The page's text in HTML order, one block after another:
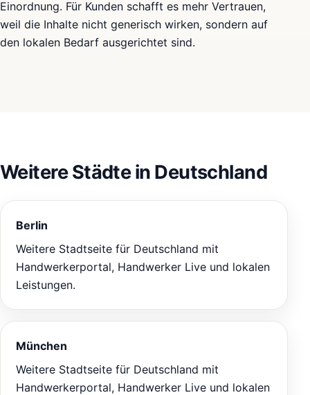
Einordnung. Für Kunden schafft es mehr Vertrauen,
weil die Inhalte nicht generisch wirken, sondern auf
den lokalen Bedarf ausgerichtet sind.
Weitere Städte in Deutschland
Berlin
Weitere Stadtseite für Deutschland mit
Handwerkerportal, Handwerker Live und lokalen
Leistungen.
München
Weitere Stadtseite für Deutschland mit
Handwerkerportal, Handwerker Live und lokalen